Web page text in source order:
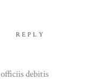
REPLY
debitis